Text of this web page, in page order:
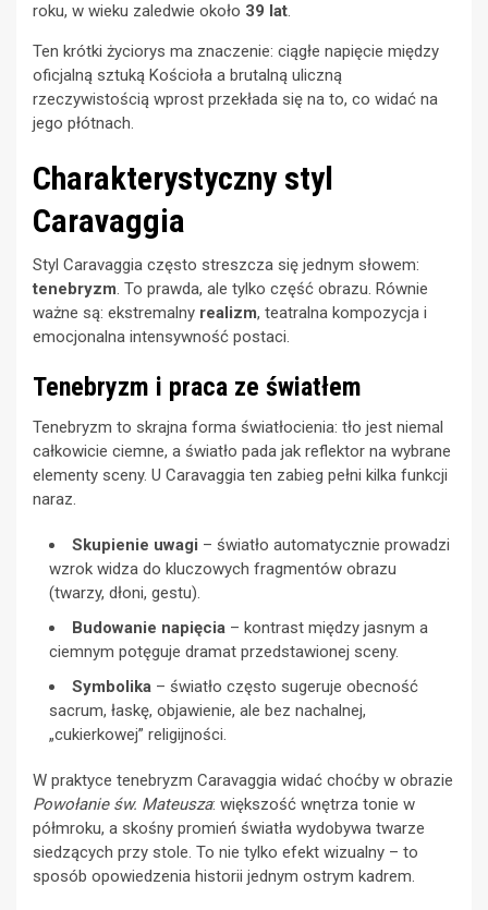
roku, w wieku zaledwie około 39 lat.
Ten krótki życiorys ma znaczenie: ciągłe napięcie między
oficjalną sztuką Kościoła a brutalną uliczną
rzeczywistością wprost przekłada się na to, co widać na
jego płótnach.
Charakterystyczny styl
Caravaggia
Styl Caravaggia często streszcza się jednym słowem:
tenebryzm. To prawda, ale tylko część obrazu. Równie
ważne są: ekstremalny realizm, teatralna kompozycja i
emocjonalna intensywność postaci.
Tenebryzm i praca ze światłem
Tenebryzm to skrajna forma światłocienia: tło jest niemal
całkowicie ciemne, a światło pada jak reflektor na wybrane
elementy sceny. U Caravaggia ten zabieg pełni kilka funkcji
naraz.
Skupienie uwagi – światło automatycznie prowadzi
wzrok widza do kluczowych fragmentów obrazu
(twarzy, dłoni, gestu).
Budowanie napięcia – kontrast między jasnym a
ciemnym potęguje dramat przedstawionej sceny.
Symbolika – światło często sugeruje obecność
sacrum, łaskę, objawienie, ale bez nachalnej,
„cukierkowej” religijności.
W praktyce tenebryzm Caravaggia widać choćby w obrazie
Powołanie św. Mateusza: większość wnętrza tonie w
półmroku, a skośny promień światła wydobywa twarze
siedzących przy stole. To nie tylko efekt wizualny – to
sposób opowiedzenia historii jednym ostrym kadrem.